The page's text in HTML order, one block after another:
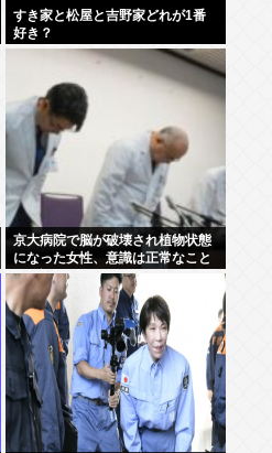
すき家と松屋と吉野家どれが1番
好き？
京大病院で脳が破壊され植物状態
になった女性、意識は正常なこと
が確認されおわる